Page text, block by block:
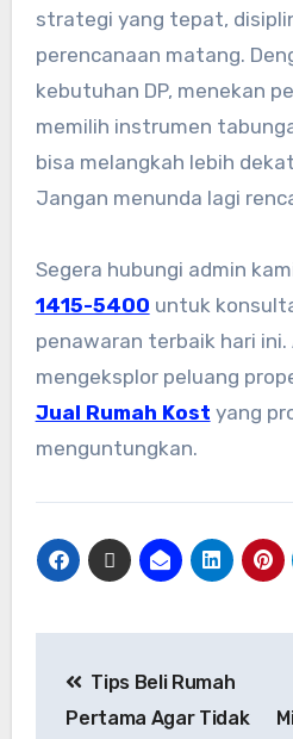
strategi yang tepat,
perencanaan matang.
kebutuhan DP, menekan
memilih instrumen
bisa melangkah lebih
Jangan menunda lagi
Segera hubungi admin
1415-5400 untuk
penawaran terbaik hari ini.
mengeksplor peluang
Jual Rumah Kost yang
menguntungkan.
Tips Beli Rumah
Pertama Agar Tidak